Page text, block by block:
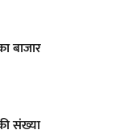
बाजार